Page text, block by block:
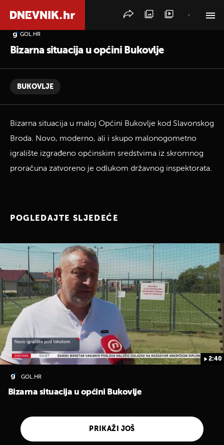
GOL.HR
Bizarna situacija u općini Bukovlje
BUKOVLJE
Bizarna situacija u maloj Općini Bukovlje kod Slavonskog
Broda. Novo, moderno, ali i skupo malonogometno
igralište izgrađeno općinskim sredstvima iz skromnog
proračuna zatvoreno je odlukom državnog inspektorata.
POGLEDAJTE SLJEDEĆE
2:40
GOL.HR
Bizarna situacija u općini Bukovlje
PRIKAŽI JOŠ
PRETRAŽITE VIJESTI